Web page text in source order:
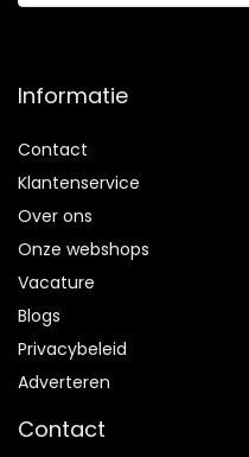
Informatie
Contact
Klantenservice
Over ons
Onze webshops
Vacature
Blogs
Privacybeleid
Adverteren
Contact